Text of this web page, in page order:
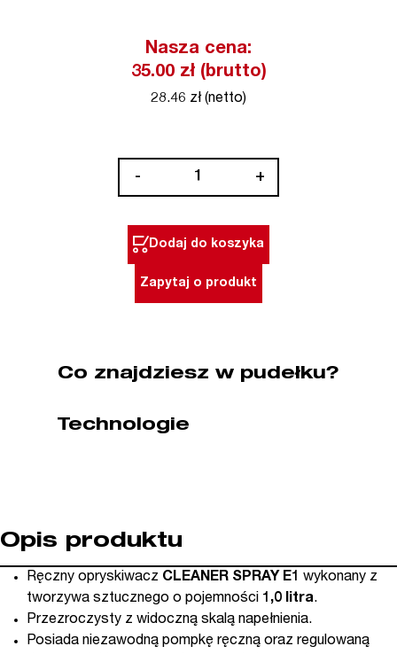
Nasza cena:
35.00 zł (brutto)
28.46 zł (netto)
-
Cleaner
kat.
+
Dodaj do koszyka
Zapytaj o produkt
Co znajdziesz w pudełku?
Technologie
Opis produktu
Ręczny opryskiwacz CLEANER SPRAY E1 wykonany z
tworzywa sztucznego o pojemności 1,0 litra.
Przezroczysty z widoczną skalą napełnienia.
Posiada niezawodną pompkę ręczną oraz regulowaną